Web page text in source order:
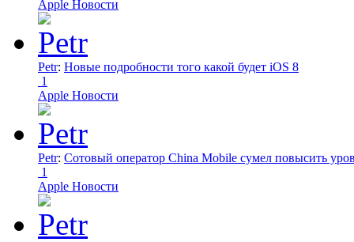
Apple Новости
Petr: Новые подробности того какой будет iOS 8
1
Apple Новости
Petr: Сотовый оператор China Mobile сумел повысить
1
Apple Новости